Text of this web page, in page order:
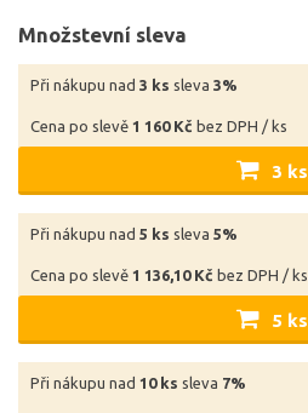
Množstevní sleva
Při nákupu nad 3 ks sleva 3%
Cena po slevě 1 160 Kč bez DPH / ks
3 ks
Při nákupu nad 5 ks sleva 5%
Cena po slevě 1 136,10 Kč bez DPH / ks
5 ks
Při nákupu nad 10 ks sleva 7%